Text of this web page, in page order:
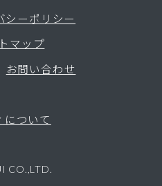
シーポリシー
マップ
お問い合わせ
について
CO.,LTD.